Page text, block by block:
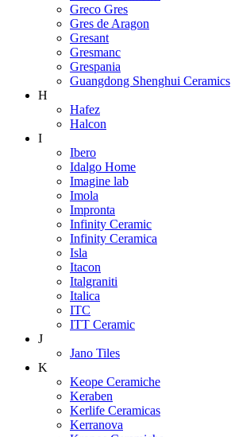
Greco Gres
Gres de Aragon
Gresant
Gresmanc
Grespania
Guangdong Shenghui Ceramics
H
Hafez
Halcon
I
Ibero
Idalgo Home
Imagine lab
Imola
Impronta
Infinity Ceramic
Infinity Ceramica
Isla
Itacon
Italgraniti
Italica
ITC
ITT Ceramic
J
Jano Tiles
K
Keope Ceramiche
Keraben
Kerlife Ceramicas
Kerranova